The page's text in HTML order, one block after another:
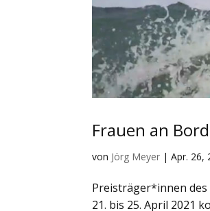
Frauen an Bord
von Jörg Meyer |Apr. 26,
Preisträger*innen des
21. bis 25. April 2021